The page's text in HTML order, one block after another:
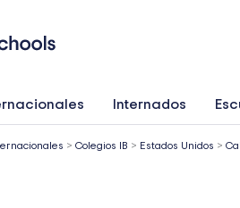
Internados
> Colegios IB > Estados Unidos >